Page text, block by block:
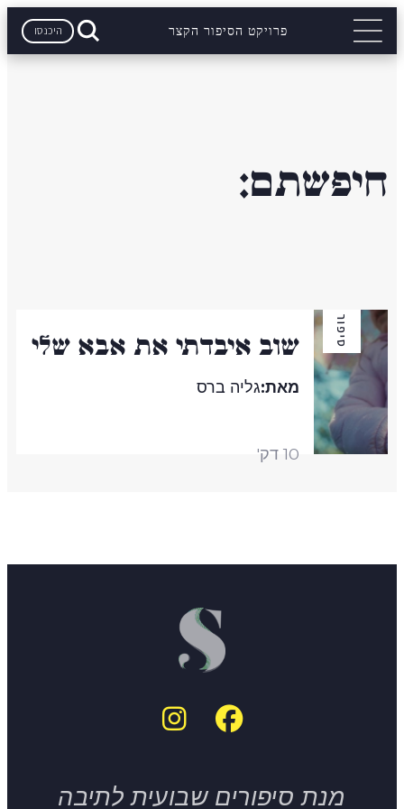
פרויקט הסיפור הקצר היכנסו
חיפשתם:
סיפור שוב איבדתי את אבא שלי
מאת:גליה ברס
10 דק'
מנת סיפורים שבועית לתיבה